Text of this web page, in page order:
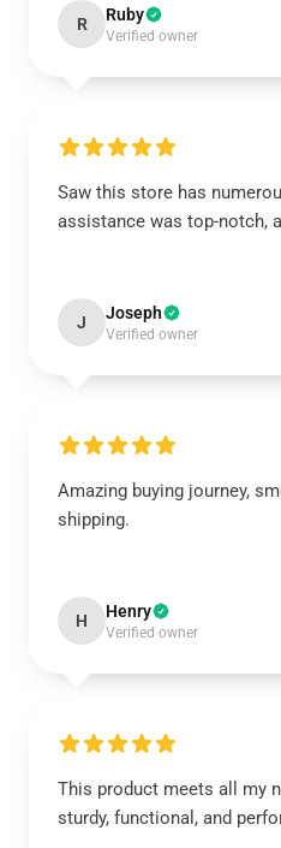
R Ruby
Verified owner
Saw this store has
assistance was top-notch,
J Joseph
Verified owner
Amazing buying journey,
shipping.
H Henry
Verified owner
This product meets all my
sturdy, functional, and